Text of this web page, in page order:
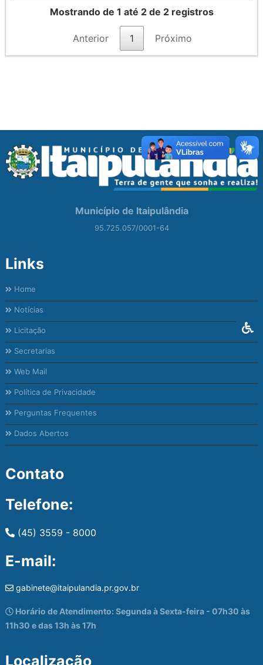
Mostrando de 1 até 2 de 2 registros
Anterior 1 Próximo
Município de Itaipulândia
95.725.057/0001-64
Links
Home
Notícias
Licitação
Secretarias
Web Mail
Política de Privacidade
Perguntas Frequentes
Dados Abertos
Contato
Telefone:
(45) 3559 - 8000
E-mail:
gabinete@itaipulandia.pr.gov.br
Horário de Atendimento: Segunda à Sexta-feira - 07h30 às
11h30 e das 13h às 17h
Localização